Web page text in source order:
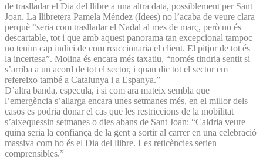
de traslladar el Dia del llibre a una altra data, possiblement per Sant
Joan. La llibretera Pamela Méndez (Idees) no l’acaba de veure clara
perquè “seria com traslladar el Nadal al mes de març, però no és
descartable, tot i que amb aquest panorama tan excepcional tampoc
no tenim cap indici de com reaccionaria el client. El pitjor de tot és
la incertesa”. Molina és encara més taxatiu, “només tindria sentit si
s’arriba a un acord de tot el sector, i quan dic tot el sector em
refereixo també a Catalunya i a Espanya.”
D’altra banda, especula, i si com ara mateix sembla que
l’emergència s’allarga encara unes setmanes més, en el millor dels
casos es podria donar el cas que les restriccions de la mobilitat
s’aixequessin setmanes o dies abans de Sant Joan: “Caldria veure
quina seria la confiança de la gent a sortir al carrer en una celebració
massiva com ho és el Dia del llibre. Les reticències serien
comprensibles.”